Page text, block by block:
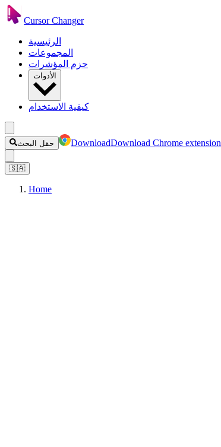
Cursor Changer
الرئيسية
المجموعات
حزم المؤشرات
الأدوات
كيفية الاستخدام
حقل البحث DownloadDownload Chrome extension
🇸🇦
Home